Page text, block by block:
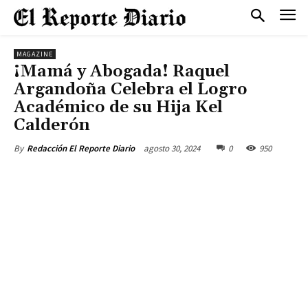
MAGAZINE
¡Mamá y Abogada! Raquel
Argandoña Celebra el Logro
Académico de su Hija Kel
Calderón
By Redacción El Reporte Diario agosto 30, 2024 0 950